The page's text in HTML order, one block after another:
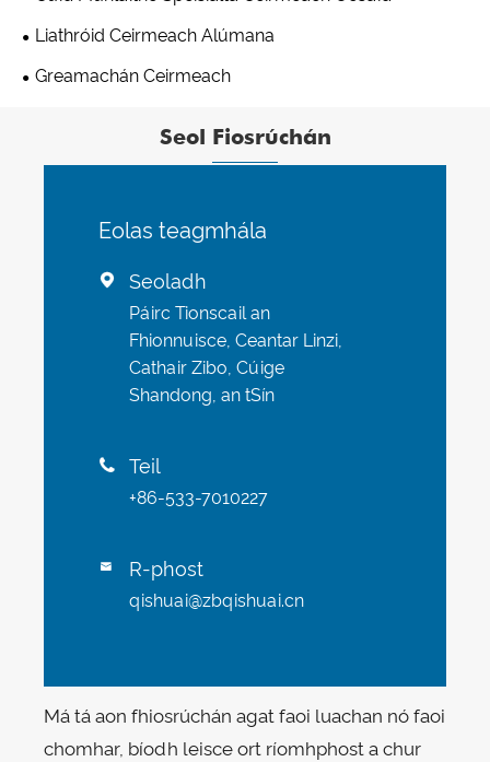
Liathróid Ceirmeach Alúmana
Greamachán Ceirmeach
Seol Fiosrúchán
Eolas teagmhála
 Seoladh
Páirc Tionscail an
Fhionnuisce, Ceantar Linzi,
Cathair Zibo, Cúige
Shandong, an tSín
 Teil
+86-533-7010227
 R-phost
qishuai@zbqishuai.cn
Má tá aon fhiosrúchán agat faoi luachan nó faoi
chomhar, bíodh leisce ort ríomhphost a chur